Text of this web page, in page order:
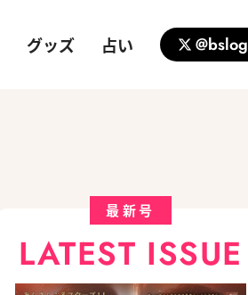
グッズ 占い @bslog
最新号
LATEST ISSUE